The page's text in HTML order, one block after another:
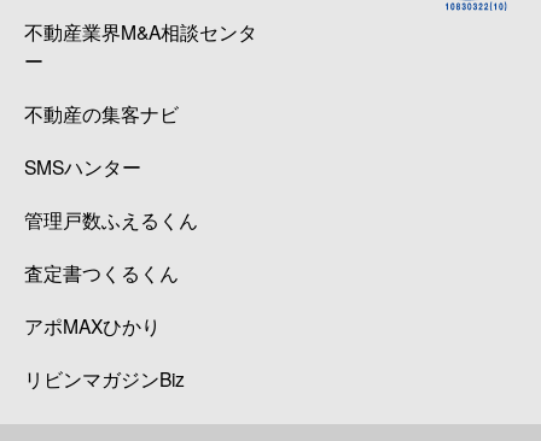
不動産業界M&A相談センタ
ー
不動産の集客ナビ
SMSハンター
管理戸数ふえるくん
査定書つくるくん
アポMAXひかり
リビンマガジンBiz